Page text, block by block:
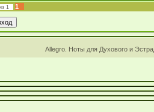
1 1
Allegro. Ноты для Духового и